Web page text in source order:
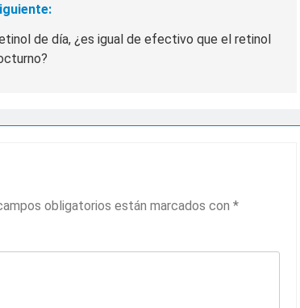
de día, ¿es igual de efectivo que el retinol
obligatorios están marcados con *